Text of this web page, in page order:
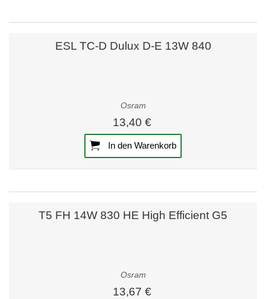
ESL TC-D Dulux D-E 13W 840
Osram
13,40 €
In den Warenkorb
T5 FH 14W 830 HE High Efficient G5
Osram
13,67 €